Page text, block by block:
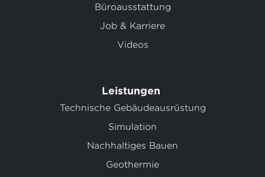
Büroausstattung
Job & Karriere
Videos
Leistungen
Technische Gebäudeausrüstung
Simulation
Nachhaltiges Bauen
Geothermie